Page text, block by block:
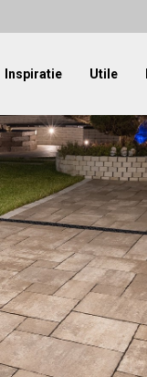
Inspiratie Utile